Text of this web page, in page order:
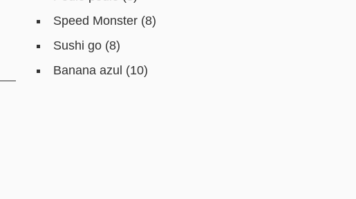
Speed Monster (8)
Sushi go (8)
Banana azul (10)